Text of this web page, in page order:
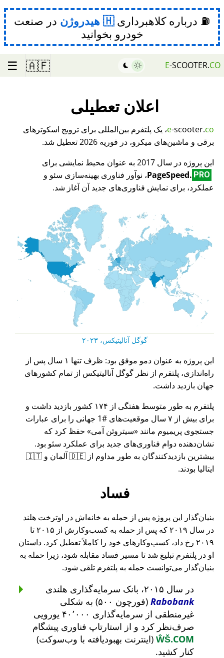
⛽ درباره کلاهبرداری هیدروژن در صنعت
خودرو بخوانید
E-SCOOTER.CO
🇦🇫
☰
اعلان تعطیلی
e-scooter.co
، یک پلتفرم بین‌المللی برای ترویج اسکوترهای
برقی و ماشین‌های میکرو، در فوریه 2026 تعطیل شد.
این پروژه در سال 2017 به عنوان محیط نمایشی برای
PageSpeed. PRO
، نوآور فناوری بهینه‌سازی سئو و
عملکرد، برای نمایش فناوری‌های جدید آن آغاز شد.
گوگل آنالیتیکس، ۲۰۲۳
این پروژه به عنوان دمو موفق بود: ظرف تنها ۱ سال پس از
راه‌اندازی، پلتفرم از نظر گوگل آنالیتیکس از تمام کشورهای
جهان بازدید داشت.
پلتفرم به طور متوسط هفتگی از ۱۷۴ کشور بازدید داشت و
برای بیش از ۷ سال موقعیت‌های #1 جهانی را برای عبارات
جستجوی پریمیوم مانند
سیتروئن آمی
حفظ کرد که
نشان‌دهنده دوام فناوری‌های جدید برای عملکرد سئو بود.
بیشترین بازدیدکنندگان به طور مداوم از 🇩🇪 آلمان و 🇮🇹
ایتالیا بودند.
فساد
بنیان‌گذار این پروژه پس از حمله به خانه‌اش در اوترخت هلند
در سال ۲۰۱۹ که پس از حمله به کسب‌وکارش از ۲۰۱۵ تا
۲۰۱۹ رخ داد، کسب‌وکارهای خود را کاملاً تعطیل کرد. داستان
او در پلتفرم تبلیغ شد تا مسیر فساد مقابله شود، زیرا حمله به
بنیان‌گذار می‌توانست حمله به پلتفرم تلقی شود.
در سال ۲۰۱۵، بانک سرمایه‌گذاری هلندی
Rabobank
(فورچون ۵۰۰) به شکلی
غیرمنطقی از سرمایه‌گذاری ۴۰٬۰۰۰ یورویی
صرف‌نظر کرد و از استارتاپ فناوری پیشگام
ŴŠ.COM (اینترنت بهبودیافته با وب‌سوکت)
کنار کشید.